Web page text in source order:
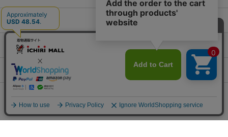
古物営業許可
特定商取引に関する表記
プライバシーポリシー